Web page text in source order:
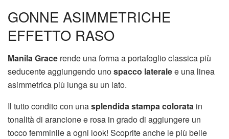
GONNE ASIMMETRICHE
EFFETTO RASO
Manila Grace rende una forma a portafoglio classica più
seducente aggiungendo unospacco lateralee una linea
asimmetrica più lunga su un lato.
Il tutto condito con unasplendida stampa colorata in
tonalità di arancione e rosa in grado di aggiungere un
tocco femminile a ogni look! Scoprite anche le più belle